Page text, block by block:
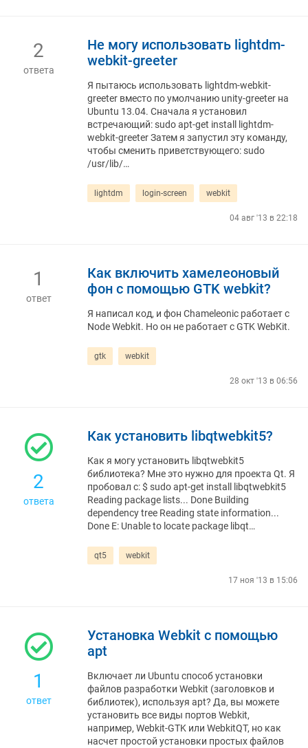
2
ответа
Не могу использовать lightdm-
webkit-greeter
Я пытаюсь использовать lightdm-webkit-
greeter вместо по умолчанию unity-greeter на
Ubuntu 13.04. Сначала я установил
встречающий: sudo apt-get install lightdm-
webkit-greeter Затем я запустил эту команду,
чтобы сменить приветствующего: sudo
/usr/lib/…
lightdm login-screen webkit
04 авг '13 в 22:18
1
ответ
Как включить хамелеоновый
фон с помощью GTK webkit?
Я написал код, и фон Chameleonic работает с
Node Webkit. Но он не работает с GTK WebKit.
gtk webkit
28 окт '13 в 06:56
2
ответа
Как установить libqtwebkit5?
Как я могу установить libqtwebkit5
библиотека? Мне это нужно для проекта Qt. Я
пробовал с: $ sudo apt-get install libqtwebkit5
Reading package lists... Done Building
dependency tree Reading state information...
Done E: Unable to locate package libqt…
qt5 webkit
17 ноя '13 в 15:06
1
ответ
Установка Webkit с помощью
apt
Включает ли Ubuntu способ установки
файлов разработки Webkit (заголовков и
библиотек), используя apt? Да, вы можете
установить все виды портов Webkit,
например, Webkit-GTK или WebkitQT, но как
насчет простой установки простых файлов